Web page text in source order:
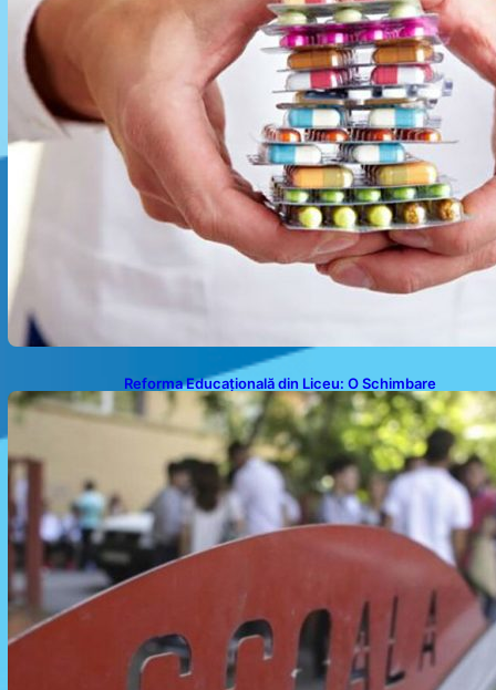
Reforma Educațională din Liceu: O Schimbare
Fundamentală pentru Generațiile Viitoare